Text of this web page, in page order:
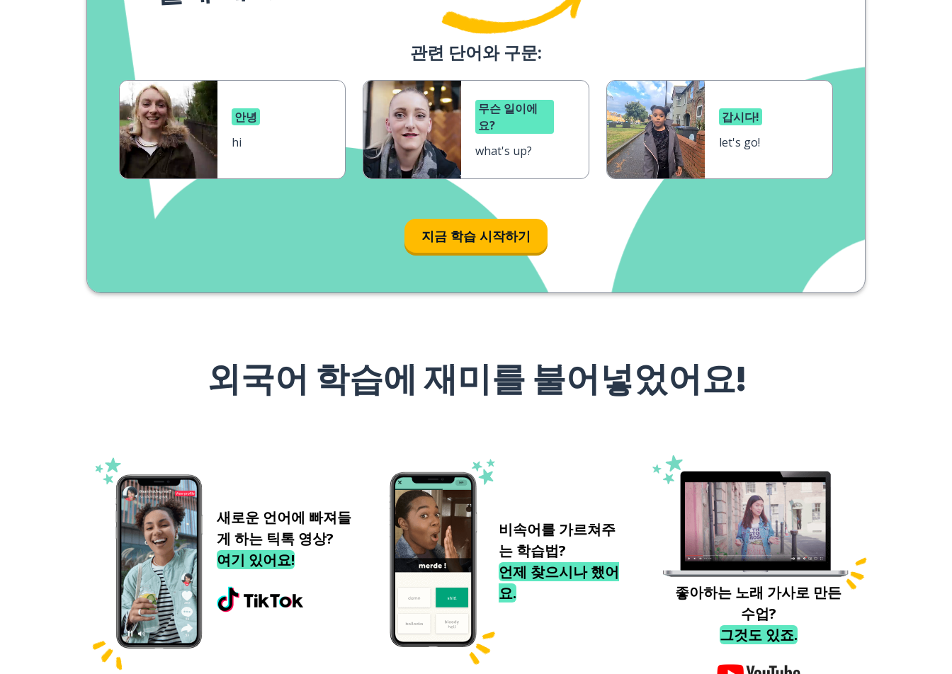
관련 단어와 구문:
안녕
hi
무슨 일이에
요?
what's up?
갑시다!
let's go!
지금 학습 시작하기
외국어 학습에 재미를 불어넣었어요!
새로운 언어에 빠져들
게 하는 틱톡 영상?
여기 있어요!
비속어를 가르쳐주
는 학습법?
언제 찾으시나 했어
요.
좋아하는 노래 가사로 만든
수업?
그것도 있죠.